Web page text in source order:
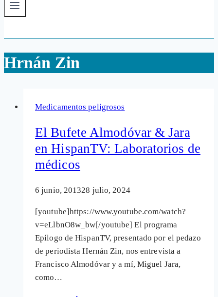
Hrnán Zin
Medicamentos peligrosos
El Bufete Almodóvar & Jara
en HispanTV: Laboratorios de
médicos
6 junio, 201328 julio, 2024
[youtube]https://www.youtube.com/watch?
v=eLlbnO8w_bw[/youtube] El programa
Epílogo de HispanTV, presentado por el pedazo
de periodista Hernán Zin, nos entrevista a
Francisco Almodóvar y a mí, Miguel Jara,
como…